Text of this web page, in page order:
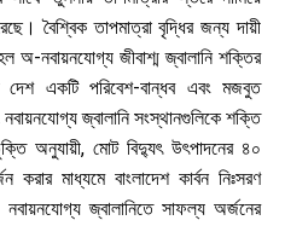
বৈশ্বিক তাপমাত্রা বৃদ্ধির জন্য দায়ী
অ-নবায়নযোগ্য জীবাশ্ম জ্বালানি শক্তির
একটি পরিবেশ-বান্ধব এবং মজবুত
নবায়নযোগ্য জ্বালানি সংস্থানগুলিকে শক্তি
অনুযায়ী, মোট বিদ্যুৎ উৎপাদনের ৪০
মাধ্যমে বাংলাদেশ কার্বন নিঃসরণ
নবায়নযোগ্য জ্বালানিতে সাফল্য অর্জনের